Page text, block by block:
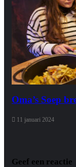
Oma’s Soep
11 januari 2024
Geef een reactie